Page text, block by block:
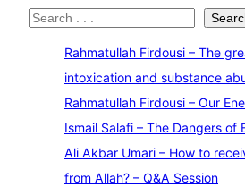
S
Rahmatullah Firdousi – The
intoxication and substance
Rahmatullah Firdousi – Our
Ismail Salafi – The Dangers of
Ali Akbar Umari – How to
from Allah? – Q&A Session